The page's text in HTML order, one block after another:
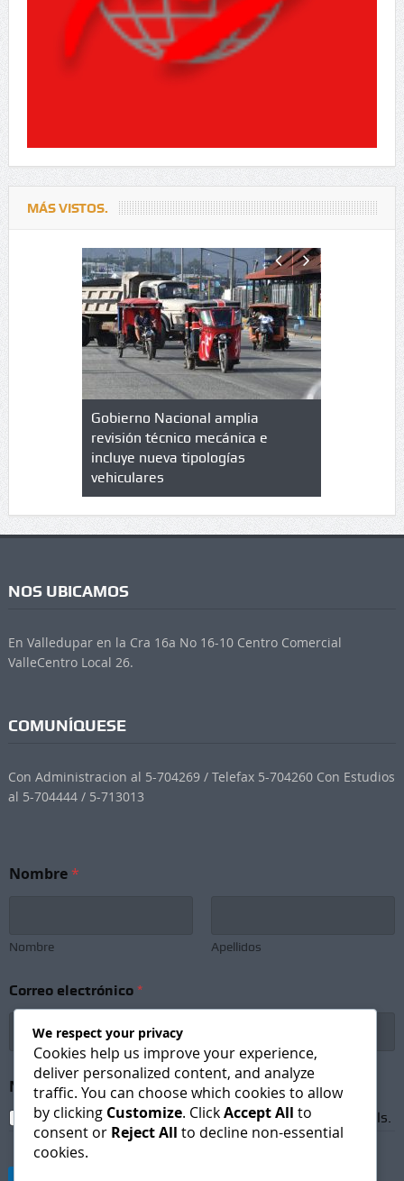
MÁS VISTOS.
de
Gobierno Nacional amplia
revisión técnico mecánica e
incluye nueva tipologías
vehiculares
Qué es
NOS UBICAMOS
En Valledupar en la Cra 16a No 16-10 Centro Comercial
ValleCentro Local 26.
COMUNÍQUESE
Con Administracion al 5-704269 / Telefax 5-704260 Con Estudios
al 5-704444 / 5-713013
o
e
Nombre*
Nombre Apellidos
Correo electrónico *
Newsletter Subscription*
I agree to receive newsletters and promotional emails.
We respect your privacy
Cookies help us improve your experience,
deliver personalized content, and analyze
traffic. You can choose which cookies to allow
by clicking Customize. ClickAccept All to
consent or Reject All to decline non-essential
cookies.